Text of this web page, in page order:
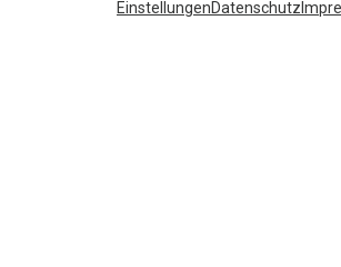
EinstellungenDatenschutz